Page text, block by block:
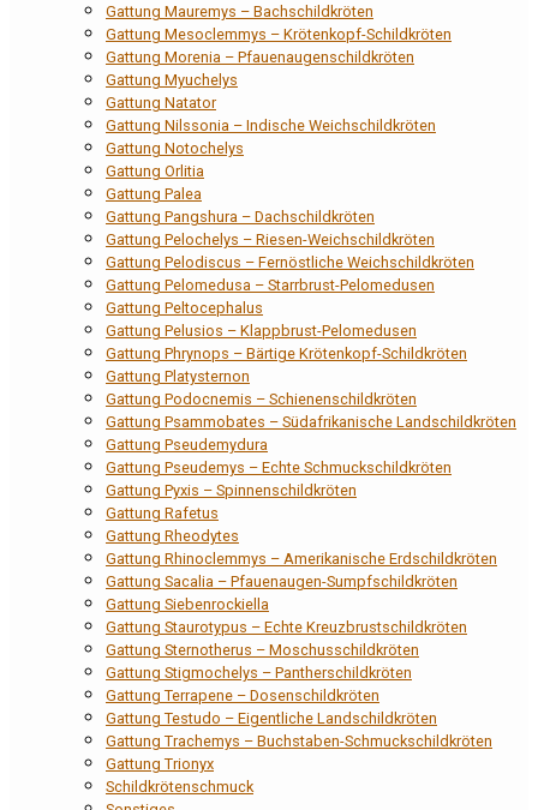
Gattung Mauremys – Bachschildkröten
Gattung Mesoclemmys – Krötenkopf-Schildkröten
Gattung Morenia – Pfauenaugenschildkröten
Gattung Myuchelys
Gattung Natator
Gattung Nilssonia – Indische Weichschildkröten
Gattung Notochelys
Gattung Orlitia
Gattung Palea
Gattung Pangshura – Dachschildkröten
Gattung Pelochelys – Riesen-Weichschildkröten
Gattung Pelodiscus – Fernöstliche Weichschildkröten
Gattung Pelomedusa – Starrbrust-Pelomedusen
Gattung Peltocephalus
Gattung Pelusios – Klappbrust-Pelomedusen
Gattung Phrynops – Bärtige Krötenkopf-Schildkröten
Gattung Platysternon
Gattung Podocnemis – Schienenschildkröten
Gattung Psammobates – Südafrikanische Landschildkröten
Gattung Pseudemydura
Gattung Pseudemys – Echte Schmuckschildkröten
Gattung Pyxis – Spinnenschildkröten
Gattung Rafetus
Gattung Rheodytes
Gattung Rhinoclemmys – Amerikanische Erdschildkröten
Gattung Sacalia – Pfauenaugen-Sumpfschildkröten
Gattung Siebenrockiella
Gattung Staurotypus – Echte Kreuzbrustschildkröten
Gattung Sternotherus – Moschusschildkröten
Gattung Stigmochelys – Pantherschildkröten
Gattung Terrapene – Dosenschildkröten
Gattung Testudo – Eigentliche Landschildkröten
Gattung Trachemys – Buchstaben-Schmuckschildkröten
Gattung Trionyx
Schildkrötenschmuck